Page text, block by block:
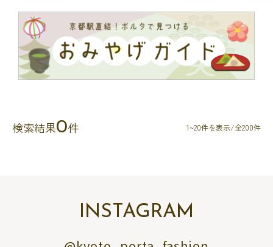
検索結果0件 1~20件を表示/全200件
INSTAGRAM